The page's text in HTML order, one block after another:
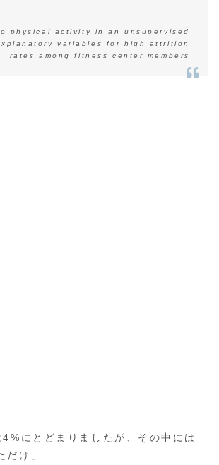
physical activity in an unsupervised
variables for high attrition
rates among fitness center members
にとどまりましたが、その中には
だけ」